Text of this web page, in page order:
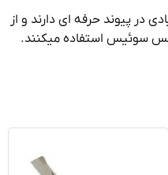
پیوند حرفه ای دارند و از
استفاده میکنند.